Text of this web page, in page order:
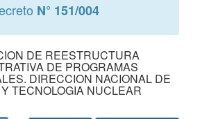
N° 151/004
DE REESTRUCTURA
DE PROGRAMAS
DIRECCION NACIONAL DE
TECNOLOGIA NUCLEAR